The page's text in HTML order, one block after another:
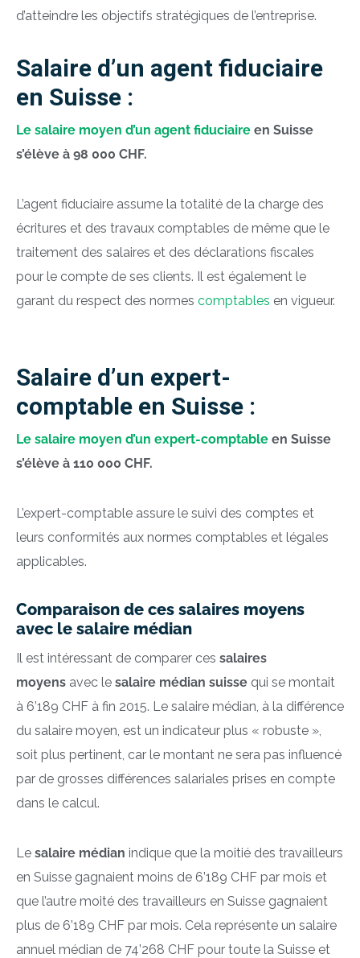
d’atteindre les objectifs stratégiques de l’entreprise.
Salaire d’un agent fiduciaire
en Suisse :
Le salaire moyen d’un agent fiduciaire en Suisse
s’élève à 98 000 CHF.
L’agent fiduciaire assume la totalité de la charge des
écritures et des travaux comptables de même que le
traitement des salaires et des déclarations fiscales
pour le compte de ses clients. Il est également le
garant du respect des normes comptables en vigueur.
Salaire d’un expert-
comptable en Suisse :
Le salaire moyen d’un expert-comptable en Suisse
s’élève à 110 000 CHF.
L’expert-comptable assure le suivi des comptes et
leurs conformités aux normes comptables et légales
applicables.
Comparaison de ces salaires moyens
avec le salaire médian
Il est intéressant de comparer ces salaires
moyens avec le salaire médian suisse qui se montait
à 6’189 CHF à fin 2015. Le salaire médian, à la différence
du salaire moyen, est un indicateur plus « robuste »,
soit plus pertinent, car le montant ne sera pas influencé
par de grosses différences salariales prises en compte
dans le calcul.
Le salaire médian indique que la moitié des travailleurs
en Suisse gagnaient moins de 6’189 CHF par mois et
que l’autre moité des travailleurs en Suisse gagnaient
plus de 6’189 CHF par mois. Cela représente un salaire
annuel médian de 74’268 CHF pour toute la Suisse et